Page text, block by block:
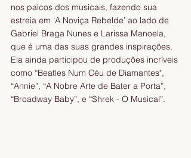
nos palcos dos musicais, fazendo sua
estreia em ‘A Noviça Rebelde’ ao lado de
Gabriel Braga Nunes e Larissa Manoela,
que é uma das suas grandes inspirações.
Ela ainda participou de produções incríveis
como “Beatles Num Céu de Diamantes",
“Annie”, “A Nobre Arte de Bater a Porta”,
“Broadway Baby”, e “Shrek - O Musical”.